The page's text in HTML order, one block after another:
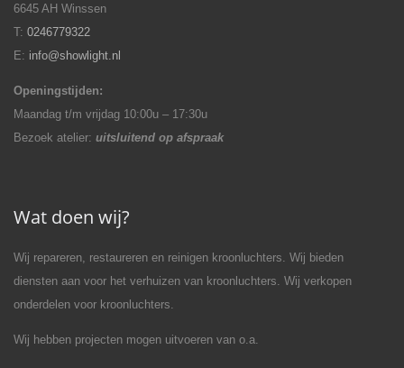
6645 AH Winssen
T:0246779322
E: info@showlight.nl
Openingstijden:
Maandag t/m vrijdag 10:00u – 17:30u
Bezoek atelier:uitsluitend op afspraak
Wat doen wij?
Wij repareren, restaureren en reinigen kroonluchters. Wij bieden
diensten aan voor het verhuizen van kroonluchters. Wij verkopen
onderdelen voor kroonluchters.
Wij hebben projecten mogen uitvoeren van o.a.